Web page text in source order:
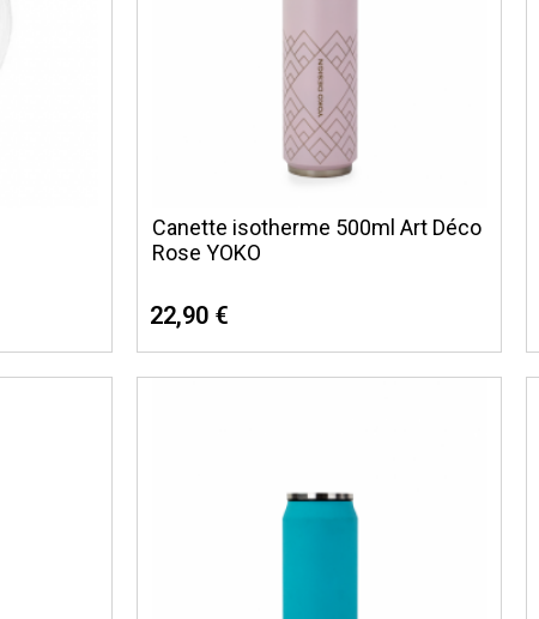
Canette isotherme 500ml Art Déco
Rose YOKO
22,90 €